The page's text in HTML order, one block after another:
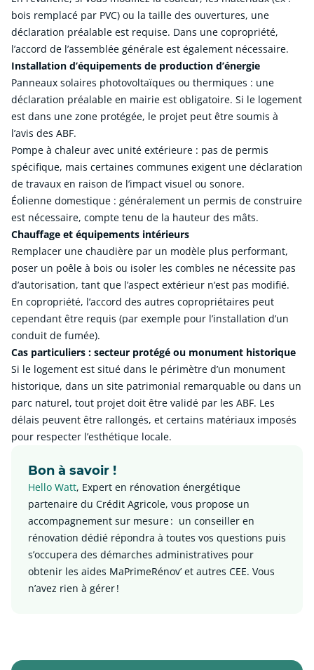
bois remplacé par PVC) ou la taille des ouvertures, une
déclaration préalable est requise. Dans une copropriété,
l’accord de l’assemblée générale est également nécessaire.
Installation d’équipements de production d’énergie
Panneaux solaires photovoltaïques ou thermiques : une
déclaration préalable en mairie est obligatoire. Si le logement
est dans une zone protégée, le projet peut être soumis à
l’avis des ABF.
Pompe à chaleur avec unité extérieure : pas de permis
spécifique, mais certaines communes exigent une déclaration
de travaux en raison de l’impact visuel ou sonore.
Éolienne domestique : généralement un permis de construire
est nécessaire, compte tenu de la hauteur des mâts.
Chauffage et équipements intérieurs
Remplacer une chaudière par un modèle plus performant,
poser un poêle à bois ou isoler les combles ne nécessite pas
d’autorisation, tant que l’aspect extérieur n’est pas modifié.
En copropriété, l’accord des autres copropriétaires peut
cependant être requis (par exemple pour l’installation d’un
conduit de fumée).
Cas particuliers : secteur protégé ou monument historique
Si le logement est situé dans le périmètre d’un monument
historique, dans un site patrimonial remarquable ou dans un
parc naturel, tout projet doit être validé par les ABF. Les
délais peuvent être rallongés, et certains matériaux imposés
pour respecter l’esthétique locale.
Bon à savoir !
Hello Watt, Expert en rénovation énergétique
partenaire du Crédit Agricole, vous propose un
accompagnement sur mesure : un conseiller en
rénovation dédié répondra à toutes vos questions puis
s’occupera des démarches administratives pour
obtenir les aides MaPrimeRénov’ et autres CEE. Vous
n’avez rien à gérer !